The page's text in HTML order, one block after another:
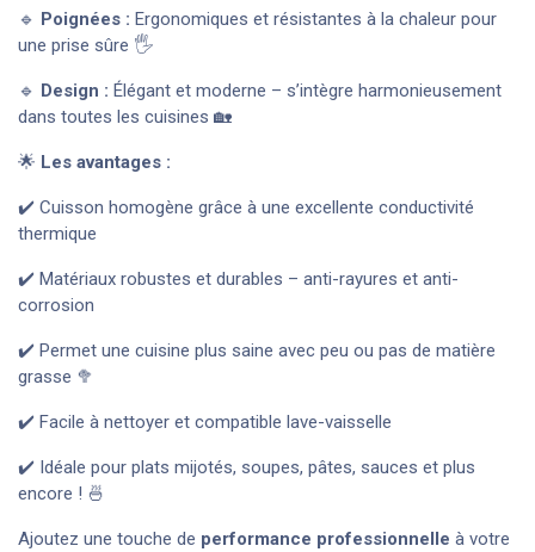
🔹 Poignées : Ergonomiques et résistantes à la chaleur pour
une prise sûre 🖐️
🔹 Design : Élégant et moderne – s’intègre harmonieusement
dans toutes les cuisines 🏡
🌟 Les avantages :
✔️ Cuisson homogène grâce à une excellente conductivité
thermique
✔️ Matériaux robustes et durables – anti-rayures et anti-
corrosion
✔️ Permet une cuisine plus saine avec peu ou pas de matière
grasse 🥦
✔️ Facile à nettoyer et compatible lave-vaisselle
✔️ Idéale pour plats mijotés, soupes, pâtes, sauces et plus
encore ! 🍜
Ajoutez une touche de performance professionnelle à votre